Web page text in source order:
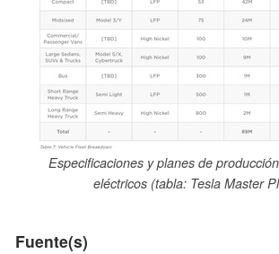
Especificaciones y planes de
eléctricos (tabla: Tesla Master
Fuente(s)